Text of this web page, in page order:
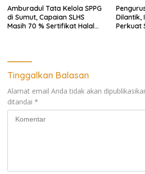
Amburadul Tata Kelola SPPG
di Sumut, Capaian SLHS
Masih 70 % Sertifikat Halal
Pemantau dan Pengawas
MBG
Dilantik,
Perkuat
Tinggalkan Balasan
Alamat email Anda tidak akan
ditandai *